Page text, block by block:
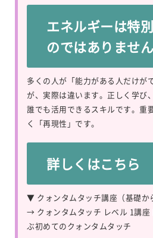
エネルギーは特
のではありません
多くの人が「能力がある人だけが
が、実際は違います。正しく学び
誰でも活用できるスキルです。重
く「再現性」です。
詳しくはこちら
▼ クォンタムタッチ講座（基礎か
→ クォンタムタッチ レベル 1講
ぶ初めてのクォンタムタッチ